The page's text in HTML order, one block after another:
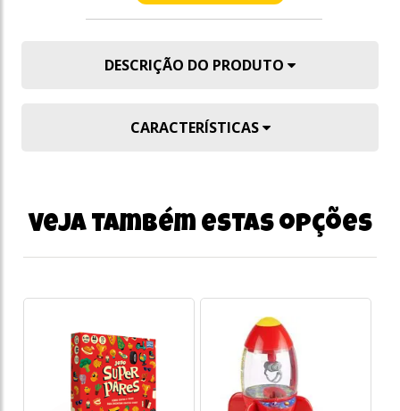
DESCRIÇÃO DO PRODUTO
CARACTERÍSTICAS
Veja também estas opções